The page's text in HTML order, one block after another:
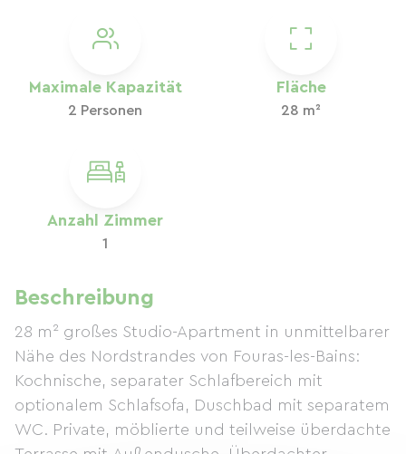
Maximale Kapazität
2 Personen
Fläche
28 m²
Anzahl Zimmer
1
Beschreibung
28 m² großes Studio-Apartment in unmittelbarer
Nähe des Nordstrandes von Fouras-les-Bains:
Kochnische, separater Schlafbereich mit
optionalem Schlafsofa, Duschbad mit separatem
WC. Private, möblierte und teilweise überdachte